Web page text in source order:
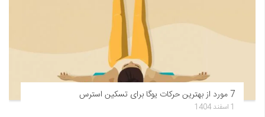
7 مورد از بهترین حرکات یوگا برای تسکین استرس
1 اسفند 1404